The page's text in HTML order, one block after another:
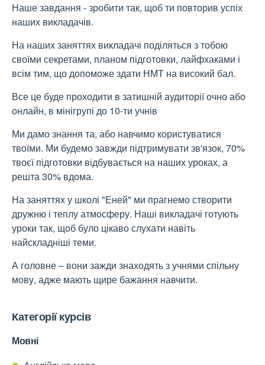
Наше завдання - зробити так, щоб ти повторив успіх
наших викладачів.
На наших заняттях викладачі поділяться з тобою
своїми секретами, планом підготовки, лайфхаками і
всім тим, що допоможе здати НМТ на високий бал.
Все це буде проходити в затишній аудиторії очно або
онлайн, в мінігрупі до 10-ти учнів
Ми дамо знання та, або навчимо користуватися
твоїми. Ми будемо завжди підтримувати зв'язок, 70%
твоєї підготовки відбувається на наших уроках, а
решта 30% вдома.
На заняттях у школі "Еней" ми прагнемо створити
дружню і теплу атмосферу. Наші викладачі готують
уроки так, щоб було цікаво слухати навіть
найскладніші теми.
А головне – вони зажди знаходять з учнями спільну
мову, адже мають щире бажання навчити.
Категорії курсів
Мовні